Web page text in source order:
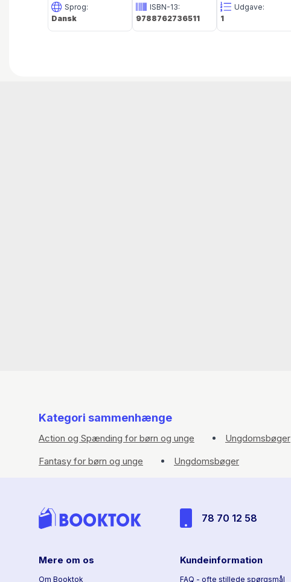
Sprog:
Dansk
ISBN-13:
9788762736511
Udgave:
1
Kategori sammenhænge
Action og Spænding for børn og unge
Ungdomsbøger
Fantasy for børn og unge
Ungdomsbøger
78 70 12 58
Mere om os
Om Booktok
Kundeinformation
FAQ - ofte stillede spørgsmål